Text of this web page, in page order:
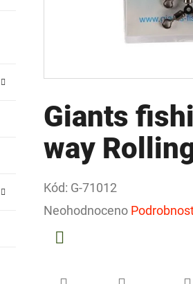
Giants
way
Kód: G-71012
Průměrné
hodnocení
Neohodnoceno